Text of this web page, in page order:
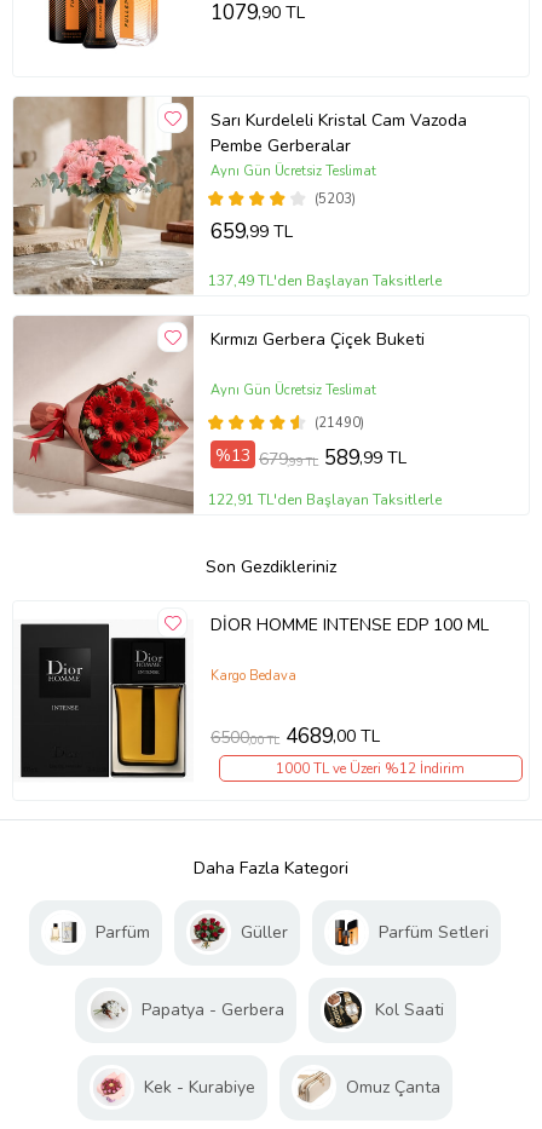
1079,90 TL
Sarı Kurdeleli Kristal Cam Vazoda
Pembe Gerberalar
(5203)
Aynı Gün Ücretsiz Teslimat
659,99 TL
137,49 TL'den Başlayan Taksitlerle
Kırmızı Gerbera Çiçek Buketi
(21490)
Aynı Gün Ücretsiz Teslimat
%13 679,99 TL 589,99 TL
122,91 TL'den Başlayan Taksitlerle
Son Gezdikleriniz
DİOR HOMME INTENSE EDP 100 ML
Kargo Bedava
6500,00 TL 4689,00 TL
1000 TL ve Üzeri %12 İndirim
Daha Fazla Kategori
Parfüm Güller Parfüm Setleri
Papatya - Gerbera Kol Saati
Kek - Kurabiye Omuz Çanta